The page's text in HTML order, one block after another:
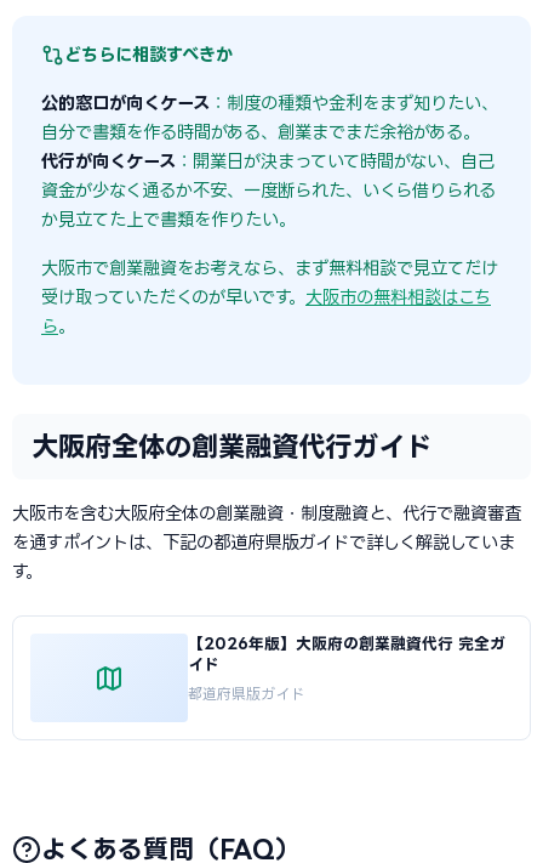
どちらに相談すべきか
公的窓口が向くケース ：制度の種類や金利をまず知りたい、
自分で書類を作る時間がある、創業までまだ余裕がある。
代行が向くケース ：開業日が決まっていて時間がない、自己
資金が少なく通るか不安、一度断られた、いくら借りられる
か見立てた上で書類を作りたい。
大阪市で創業融資をお考えなら、まず無料相談で見立てだけ
受け取っていただくのが早いです。 大阪市の無料相談はこち
ら。
大阪府全体の創業融資代行ガイド
大阪市を含む大阪府全体の創業融資・制度融資と、代行で融資審査
を通すポイントは、下記の都道府県版ガイドで詳しく解説していま
す。
【2026年版】大阪府の創業融資代行 完全ガ
イド
都道府県版ガイド
よくある質問（FAQ）